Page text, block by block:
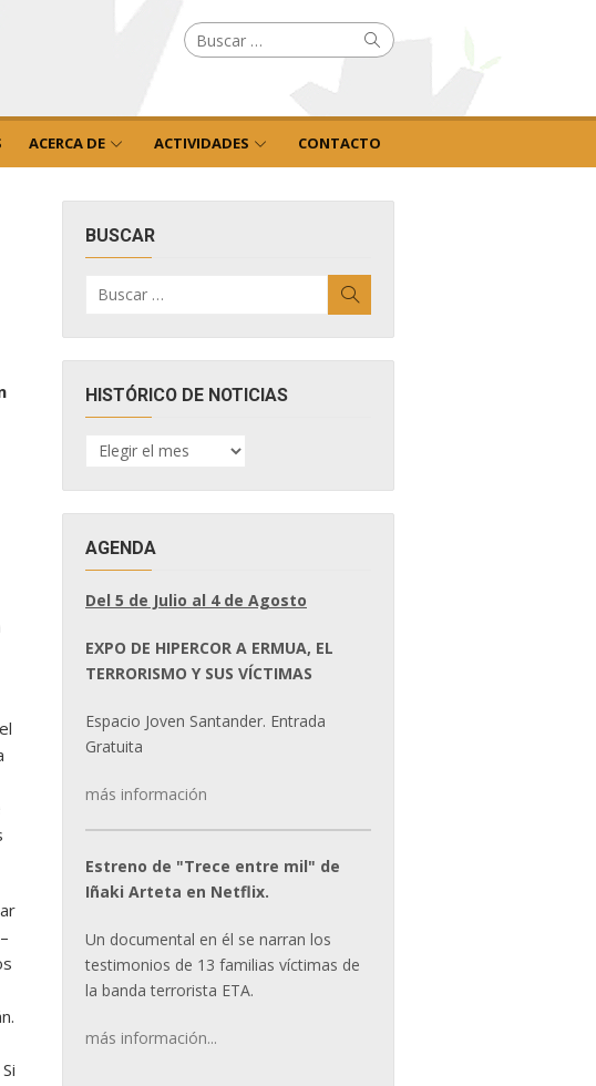
Buscar
por: Buscar
ACERCA DE ACTIVIDADES CONTACTO
BUSCAR
por:
HISTÓRICO DE NOTICIAS
HISTÓRICO
DE
AGENDA
Del 5 de Julio al 4 de Agosto
EXPO DE HIPERCOR A ERMUA, EL
TERRORISMO Y SUS VÍCTIMAS
Espacio Joven Santander. Entrada
Gratuita
más información
Estreno de "Trece entre mil" de
Iñaki Arteta en Netflix.
Un documental en él se narran los
testimonios de 13 familias víctimas de
la banda terrorista ETA.
más información...